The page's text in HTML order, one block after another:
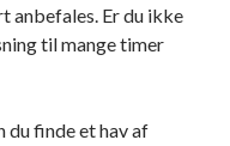
anbefales. Er du ikke
til mange timer
du finde et hav af